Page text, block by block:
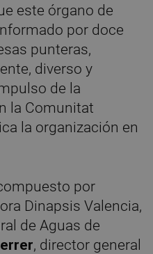
este órgano de
por doce
punteras,
diverso y
de la
la Comunitat
la organización en
por
Dinapsis Valencia,
de Aguas de
, director general